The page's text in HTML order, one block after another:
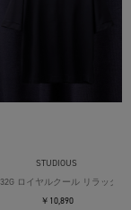
ャツ
STUDIOUS
32G ロイヤルクール リラックス
￥10,890